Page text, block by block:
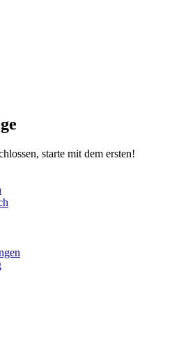
starte mit dem ersten!